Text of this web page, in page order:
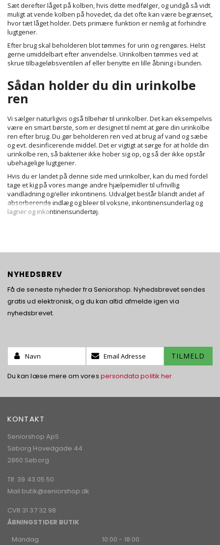
Sæt derefter låget på kolben, hvis dette medfølger, og undgå så vidt
muligt at vende kolben på hovedet, da det ofte kan være begrænset,
hvor tæt låget holder. Dets primære funktion er nemlig at forhindre
lugtgener.
Efter brug skal beholderen blot tømmes for urin og rengøres. Helst
gerne umiddelbart efter anvendelse. Urinkolben tømmes ved at
skrue tilbageløbsventilen af eller benytte en lille åbning i bunden.
Sådan holder du din urinkolbe
ren
Vi sælger naturligvis også tilbehør til urinkolber. Det kan eksempelvis
være en smartbørste, som er designet til nemt at gøre din urinkolbe
ren efter brug. Du gør beholderen ren ved at brug af vand og sæbe
og evt. desinficerende middel. Det er vigtigt at sørge for at holde din
urinkolbe ren, så bakterier ikke hober sig op, og så der ikke opstår
ubehagelige lugtgener.
Hvis du er landet på denne side med urinkolber, kan du med fordel
tage et kig på vores mange andre hjælpemidler til ufrivillig
vandladning og/eller inkontinens. Udvalget består blandt andet af
absorberende indlæg og bleer til voksne,inkontinensunderlag og
lagner og inkontinensundertøj.
NYHEDSBREV
Få de seneste nyheder fra Seniorshop. Nyhedsbrevet sendes
gratis ud elektronisk, og du kan altid afmelde igen via
nyhedsbrevet.
Name:
Tilmeld
dig
vores
TILMELD
Du kan læse mere om vores persondata politik her
KONTAKT
Seniorshop ApS
Søborg Hovedgade 44
2860 Søborg
Tlf. 39 43 05 50
Mail butik@seniorshop.dk
CVR 31 37 32 98
ÅBNINGSTIDER BUTIK
Mandag
10:00 - 18:00